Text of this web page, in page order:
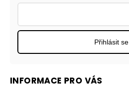
INFORMACE PRO VÁS
Přihlásit se